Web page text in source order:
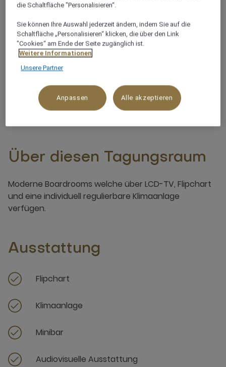
Herrlicher Ausblick
Kaffeemaschine und Minibar im Zimmer
Über diesen Tagungsraum
Moderne Boardrooms welche über LCD-TV, Flipchart
und eine individuell regulierbare Klimaanlage
verfügen.
Ausstattung
Flipchart
Klimaanlage
Minibar
Audiovisuelle Ausstattung
die Schaltfläche "Personalisieren“.
Sie können Ihre Auswahl jederzeit ändern, indem Sie auf die
Schaltfläche „Personalisieren“ klicken, die über den Link
"Cookies“ am Ende der Seite zugänglich ist.
Weitere Informationen
Unsere Partner
Anpassen Alle akzeptieren